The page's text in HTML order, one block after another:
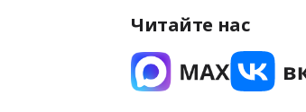
Читайте нас